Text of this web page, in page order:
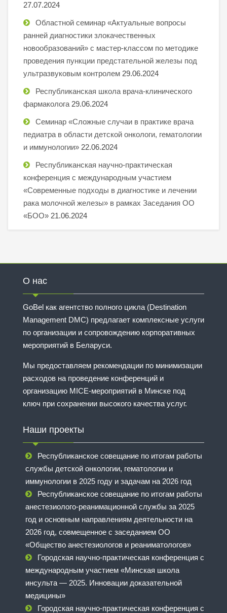
27.07.2024
Областной семинар «Актуальные вопросы
ранней диагностики злокачественных
новообразований» с мастер-классом по методике
проведения пункции предстательной железы под
ультразвуковым контролем 29.06.2024
Республиканская школа врача-клинического
фармаколога 29.06.2024
Семинар «Сложные случаи в практике врача
педиатра в области детской онкологи, гематологии
и иммунологии» 22.06.2024
Республиканская научно-практическая
конференция с международным участием
«Современные подходы в диагностике и лечении
рака молочной железы» в рамках Заседания ОО
«БОО» 21.06.2024
О нас
GoBel как агентство полного цикла (Destination
Management DMC) предлагает комплексные услуги
по организации и сопровождению корпоративных
мероприятий в Беларуси.
Мы предоставляем рекомендации по минимизации
расходов на проведение конференций и
организацию MICE-мероприятий в Минске под
ключ при сохранении высокого качества услуг.
Наши проекты
Республиканское совещание по итогам работы
службы детской онкологии, гематологии и
иммунологии в 2025 году и задачам на 2026 год
Республиканское совещание по итогам работы
анестезиолого-реанимационной службы за 2025
год и основным направлениям деятельности на
2026 год, совмещенное с заседанием ОО
«Общество анестезиологов и реаниматологов»
Городская научно-практическая конференция с
международным участием «Минская школа
инсульта — 2025. Инновации доказательной
медицины»
Городская научно-практическая конференция с